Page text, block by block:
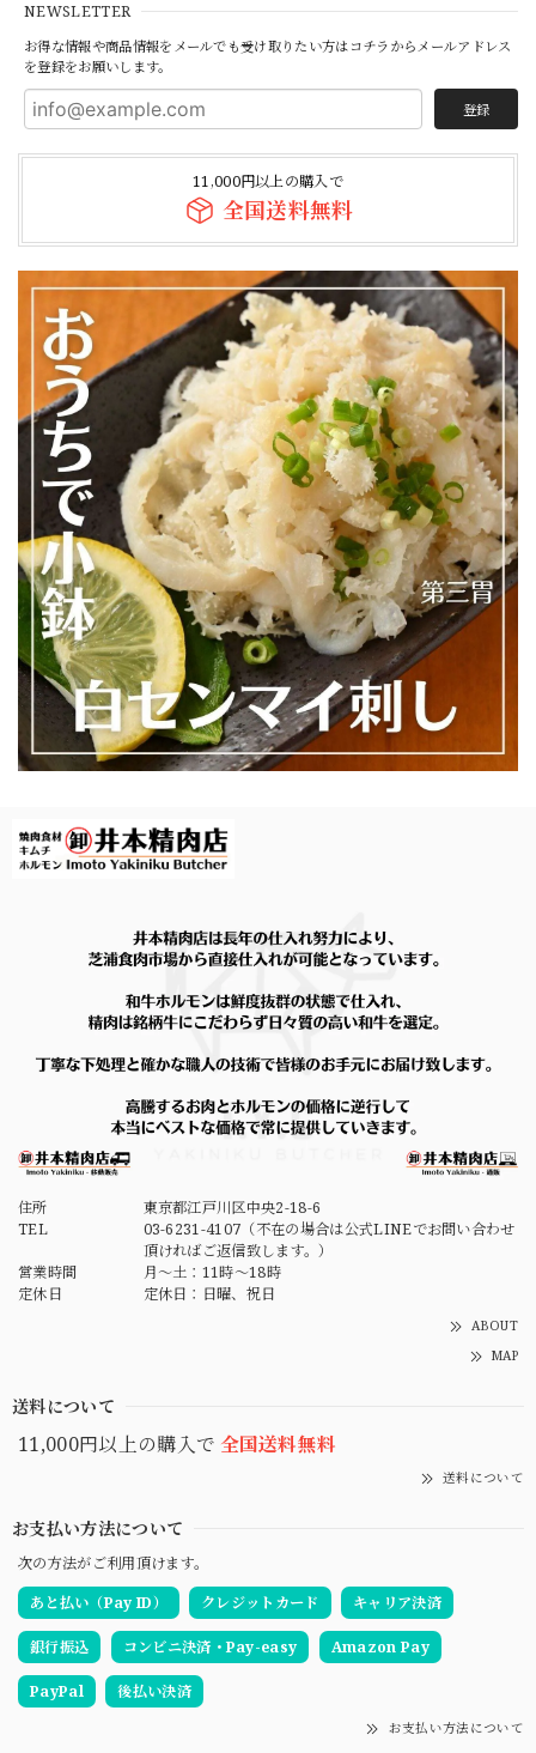
NEWSLETTER
お得な情報や商品情報をメールでも受け取りたい方はコチラからメールアドレス
を登録をお願いします。
登録
11,000円以上の購入で
全国送料無料
住所
東京都江戸川区中央2-18-6
TEL
03-6231-4107（不在の場合は公式LINEでお問い合わせ
頂ければご返信致します。）
営業時間
月～土：11時～18時
定休日
定休日：日曜、祝日
ABOUT
MAP
送料について
11,000円以上の購入で 全国送料無料
送料について
お支払い方法について
次の方法がご利用頂けます。
あと払い（Pay ID）
クレジットカード キャリア決済
銀行振込 コンビニ決済・Pay-easy Amazon Pay
PayPal 後払い決済
お支払い方法について